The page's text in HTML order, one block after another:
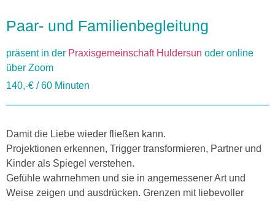
Paar- und Familienbegleitung
präsent in der Praxisgemeinschaft Huldersun oder online
über Zoom
140,-€ / 60 Minuten
Damit die Liebe wieder fließen kann.
Projektionen erkennen, Trigger transformieren, Partner und
Kinder als Spiegel verstehen.
Gefühle wahrnehmen und sie in angemessener Art und
Weise zeigen und ausdrücken. Grenzen mit liebevoller